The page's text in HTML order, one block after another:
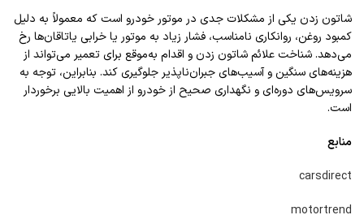
شاتون زدن یکی از مشکلات جدی در موتور خودرو است که معمولاً به دلیل
کمبود روغن، روانکاری نامناسب، فشار زیاد به موتور یا خرابی یاتاقان‌ها رخ
می‌دهد. شناخت علائم شاتون زدن و اقدام به‌موقع برای تعمیر می‌تواند از
هزینه‌های سنگین و آسیب‌های جبران‌ناپذیر جلوگیری کند. بنابراین، توجه به
سرویس‌های دوره‌ای و نگهداری صحیح از خودرو از اهمیت بالایی برخوردار
است.
منابع
carsdirect
motortrend